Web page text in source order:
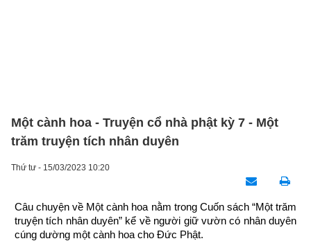
Một cành hoa - Truyện cổ nhà phật kỳ 7 - Một
trăm truyện tích nhân duyên
Thứ tư - 15/03/2023 10:20
Câu chuyện về Một cành hoa nằm trong Cuốn sách “Một trăm
truyện tích nhân duyên” kể về người giữ vườn có nhân duyên
cúng dường một cành hoa cho Đức Phật.